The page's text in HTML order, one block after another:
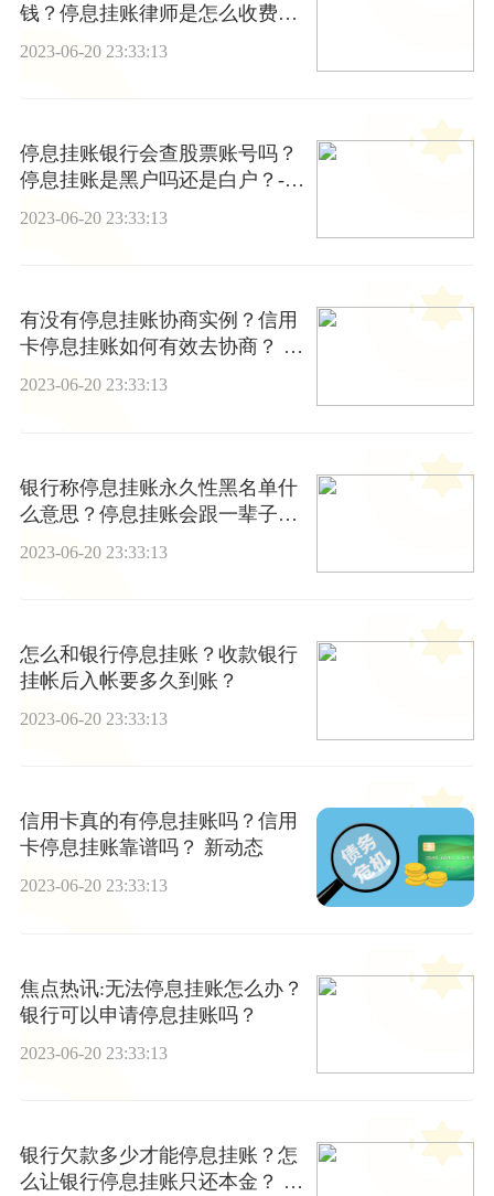
钱？停息挂账律师是怎么收费
2023-06-20 23:33:13
停息挂账银行会查股票账号吗？
停息挂账是黑户吗还是白户？-聚
2023-06-20 23:33:13
有没有停息挂账协商实例？信用
卡停息挂账如何有效去协商？ 环
球今亮点
2023-06-20 23:33:13
银行称停息挂账永久性黑名单什
么意思？停息挂账会跟一辈子
2023-06-20 23:33:13
怎么和银行停息挂账？收款银行
挂帐后入帐要多久到账？
2023-06-20 23:33:13
信用卡真的有停息挂账吗？信用
卡停息挂账靠谱吗？ 新动态
2023-06-20 23:33:13
焦点热讯:无法停息挂账怎么办？
银行可以申请停息挂账吗？
2023-06-20 23:33:13
银行欠款多少才能停息挂账？怎
么让银行停息挂账只还本金？ 世